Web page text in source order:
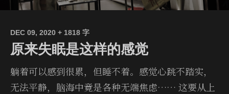
DEC 09, 2020 + 1818 字
原来失眠是这样的感觉
躺着可以感到很累，但睡不着。感觉心跳不踏实，
无法平静，脑海中竟是各种无端焦虑…… 这要从上